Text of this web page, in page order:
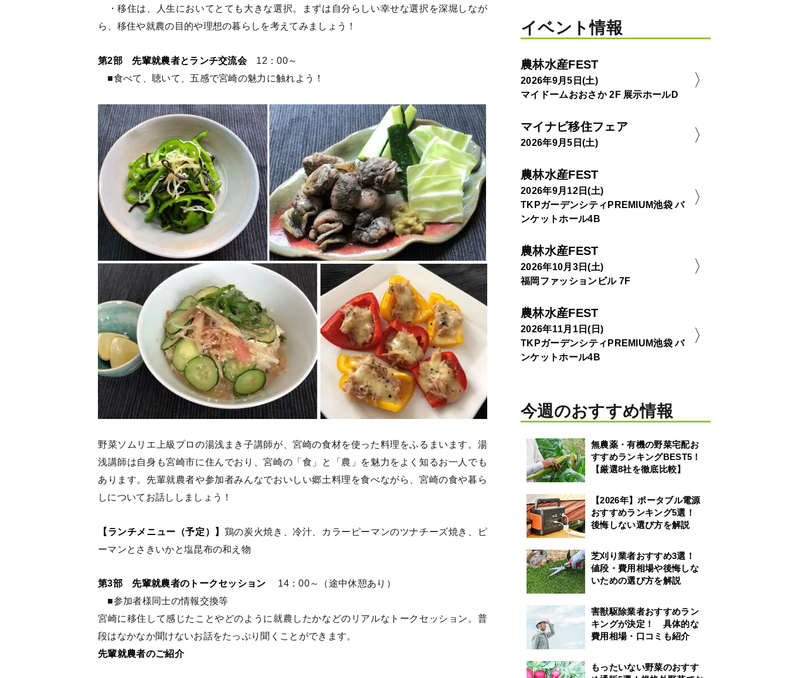
・移住は、人生においてとても大きな選択。まずは自分らしい幸せな選択を深堀しなが
ら、移住や就農の目的や理想の暮らしを考えてみましょう！
第2部 先輩就農者とランチ交流会12：00～
■食べて、聴いて、五感で宮崎の魅力に触れよう！
野菜ソムリエ上級プロの湯浅まき子講師が、宮崎の食材を使った料理をふるまいます。湯
浅講師は自身も宮崎市に住んでおり、宮崎の「食」と「農」を魅力をよく知るお一人でも
あります。先輩就農者や参加者みんなでおいしい郷土料理を食べながら、宮崎の食や暮ら
しについてお話ししましょう！
【ランチメニュー（予定）】 鶏の炭火焼き、冷汁、カラーピーマンのツナチーズ焼き、ピ
ーマンとさきいかと塩昆布の和え物
第3部 先輩就農者のトークセッション
14：00～（途中休憩あり）
■参加者様同士の情報交換等
宮崎に移住して感じたことやどのように就農したかなどのリアルなトークセッション。普
段はなかなか聞けないお話をたっぷり聞くことができます。
先輩就農者のご紹介
イベント情報
農林水産FEST
2026年9月5日(土)
マイドームおおさか 2F 展示ホールD
マイナビ移住フェア
2026年9月5日(土)
農林水産FEST
2026年9月12日(土)
TKPガーデンシティPREMIUM池袋 バ
ンケットホール4B
農林水産FEST
2026年10月3日(土)
福岡ファッションビル 7F
農林水産FEST
2026年11月1日(日)
TKPガーデンシティPREMIUM池袋 バ
ンケットホール4B
今週のおすすめ情報
無農薬・有機の野菜宅配お
すすめランキングBEST5！
【厳選8社を徹底比較】
【2026年】ポータブル電源
おすすめランキング5選！
後悔しない選び方を解説
芝刈り業者おすすめ3選！
値段・費用相場や後悔しな
いための選び方を解説
害獣駆除業者おすすめラン
キングが決定！ 具体的な
費用相場・口コミも紹介
もったいない野菜のおすす